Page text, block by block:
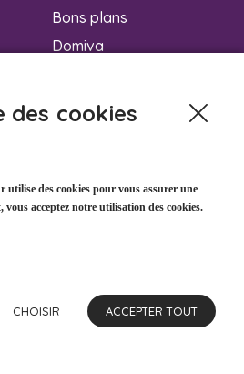
Bons plans
Domiva
Babymoov
de
des cookies
utilise des cookies pour vous assurer une
acceptez notre utilisation des cookies.
CHOISIR ACCEPTER TOUT